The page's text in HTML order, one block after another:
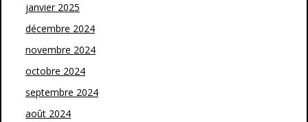
janvier 2025
décembre 2024
novembre 2024
octobre 2024
septembre 2024
août 2024